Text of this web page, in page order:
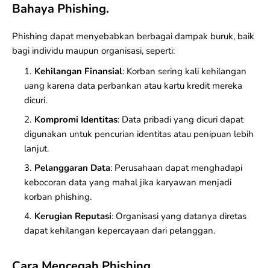
Bahaya Phishing.
Phishing dapat menyebabkan berbagai dampak buruk, baik
bagi individu maupun organisasi, seperti:
Kehilangan Finansial: Korban sering kali kehilangan
uang karena data perbankan atau kartu kredit mereka
dicuri.
Kompromi Identitas: Data pribadi yang dicuri dapat
digunakan untuk pencurian identitas atau penipuan lebih
lanjut.
Pelanggaran Data: Perusahaan dapat menghadapi
kebocoran data yang mahal jika karyawan menjadi
korban phishing.
Kerugian Reputasi: Organisasi yang datanya diretas
dapat kehilangan kepercayaan dari pelanggan.